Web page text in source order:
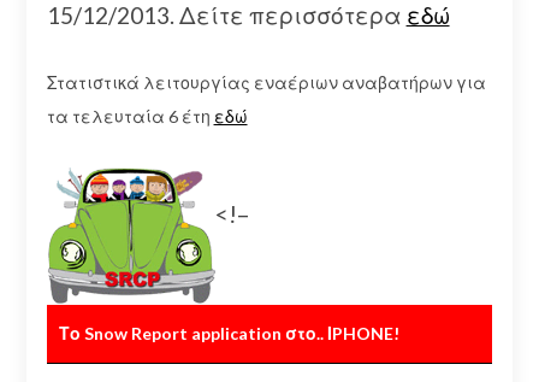
15/12/2013. Δείτε περισσότερα εδώ
Στατιστικά λειτουργίας εναέριων αναβατήρων για
τα τελευταία 6 έτη εδώ
<!–
Το Snow Report application στο.. ΙPHONE!